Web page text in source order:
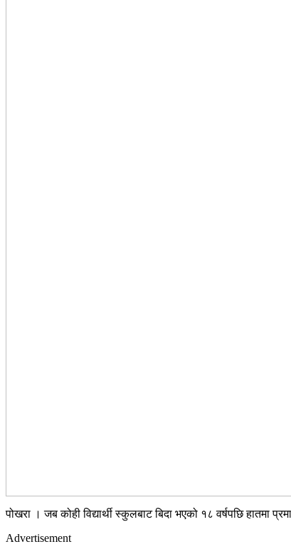
पोखरा । जब कोही विद्यार्थी स्कुलबाट बिदा भएको १८ वर्षपछि हातमा
Advertisement